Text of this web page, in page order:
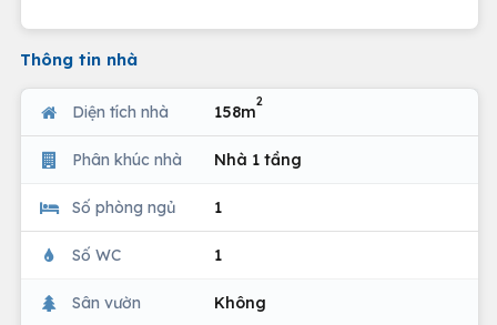
Thông tin nhà
Diện tích nhà 158m
2
Phân khúc nhà Nhà 1 tầng
Số phòng ngủ 1
Số WC 1
Sân vườn Không